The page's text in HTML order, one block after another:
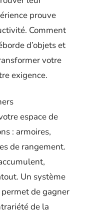
prouve
Comment
d’objets et
votre
exigence.
espace de
: armoires,
de rangement.
Un système
de gagner
de la